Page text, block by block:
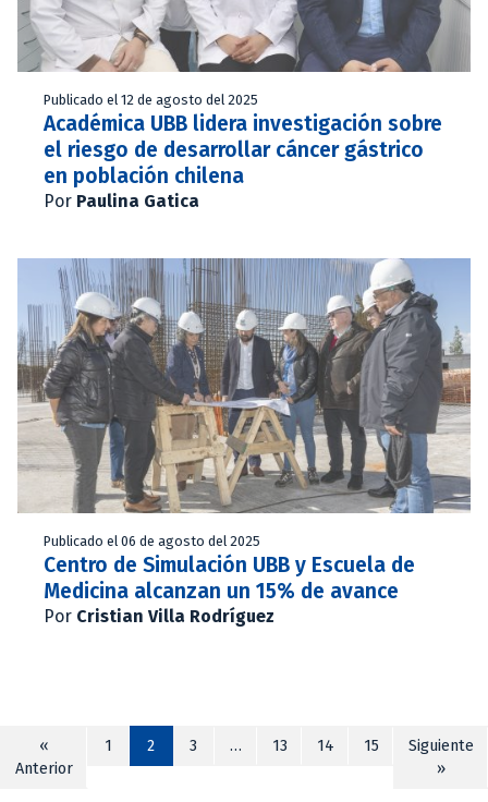
Publicado el 12 de agosto del 2025
Académica UBB lidera investigación sobre
el riesgo de desarrollar cáncer gástrico
en población chilena
Por Paulina Gatica
Publicado el 06 de agosto del 2025
Centro de Simulación UBB y Escuela de
Medicina alcanzan un 15% de avance
Por Cristian Villa Rodríguez
«
Anterior
1 2 3 … 13 14 15
Siguiente
»